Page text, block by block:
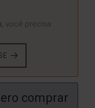
, você precisa
comprar